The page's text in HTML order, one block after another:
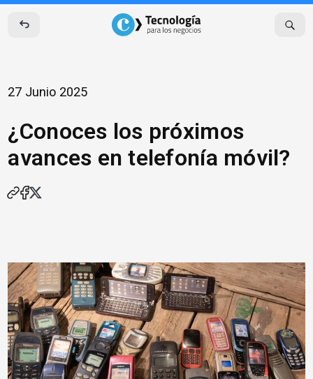
Skip
content
27 Junio 2025
¿Conoces los próximos
avances en telefonía móvil?